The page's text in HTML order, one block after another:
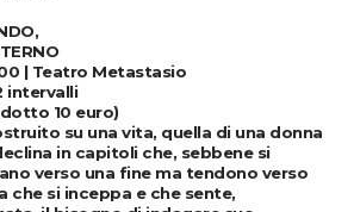
| Teatro Metastasio
intervalli
10 euro)
su una vita, quella di una donna
in capitoli che, sebbene si
verso una fine ma tendono verso
che si inceppa e che sente,